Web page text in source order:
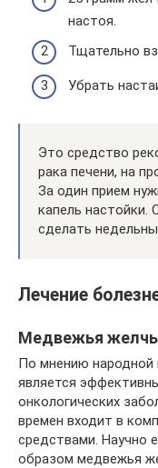
настоя.
Тщательно
Убрать
Это средство
рака печени, на
За один прием
капель настойки.
сделать
Лечение
Медвежья желчь
По мнению
является
онкологических
времен входит в
средствами. Научно
образом медвежья